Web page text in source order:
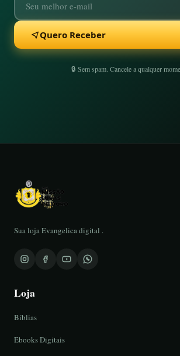
Quero Receber
🔒 Sem spam. Cancele a qualquer
Sua loja Evangelica digital .
Loja
Bíblias
Ebooks Digitais